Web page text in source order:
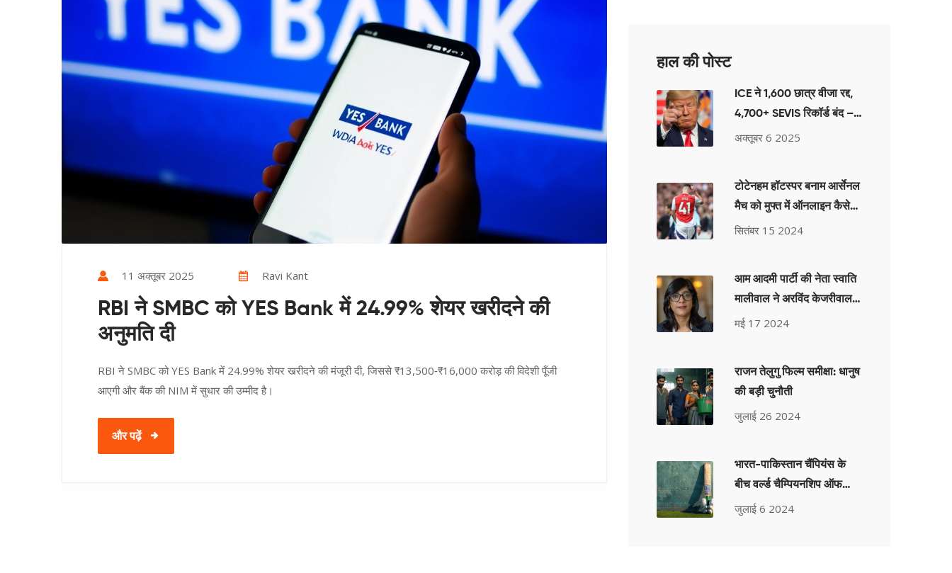
11 अक्तूबर 2025 Ravi Kant
RBI ने SMBC को YES Bank में 24.99% शेयर खरीदने की
अनुमति दी
RBI ने SMBC को YES Bank में 24.99% शेयर खरीदने की मंजूरी दी, जिससे ₹13,500‑₹16,000 करोड़ की विदेशी पूँजी
आएगी और बैंक की NIM में सुधार की उम्मीद है।
और पढ़ें
हाल की पोस्ट
ICE ने 1,600 छात्र वीजा रद्द,
4,700+ SEVIS रिकॉर्ड बंद –
2025 में अमेरिकी छात्र संकट
अक्तूबर 6 2025
टोटेनहम हॉटस्पर बनाम आर्सेनल
मैच को मुफ्त में ऑनलाइन कैसे
देखें- पूरी जानकारी
सितंबर 15 2024
आम आदमी पार्टी की नेता स्वाति
मालीवाल ने अरविंद केजरीवाल
के आवास पर बिभव कुमार द्वारा
मई 17 2024
राजन तेलुगु फिल्म समीक्षा: धानुष
की बड़ी चुनौती
जुलाई 26 2024
भारत-पा‍किस्तान चैंपियंस के
बीच वर्ल्ड चैम्पियनशिप ऑफ
लीजेंड्स का मुकाबला पूरी तरह
जुलाई 6 2024